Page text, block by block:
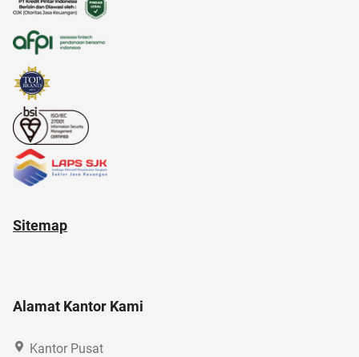
12.12
Sitemap
Alamat Kantor Kami
Kantor Pusat